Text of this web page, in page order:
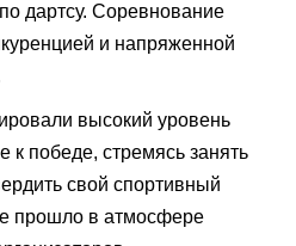
дартсу. Соревнование
и напряженной
высокий уровень
к победе, стремясь занять
свой спортивный
прошло в атмосфере